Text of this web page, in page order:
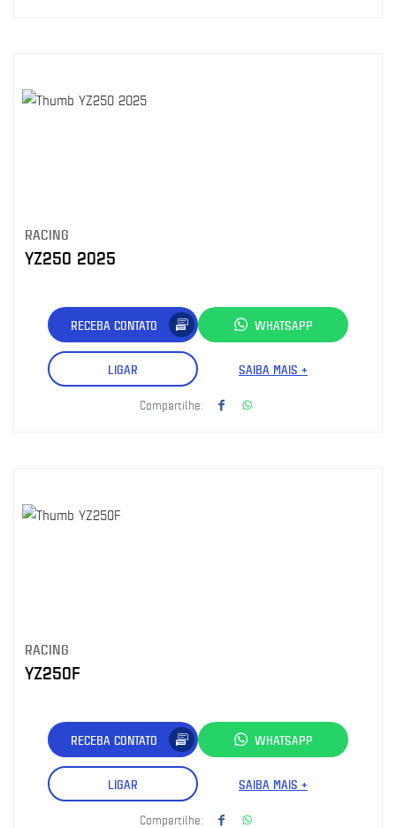
RACING
YZ250 2025
RECEBA CONTATO WHATSAPP
LIGAR SAIBA MAIS +
Compartilhe:
RACING
YZ250F
RECEBA CONTATO WHATSAPP
LIGAR SAIBA MAIS +
Compartilhe: